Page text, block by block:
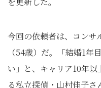
今回の依頼者は、コンサ
（54歳）だ。「結婚1年
い」と、キャリア10年
る私立探偵・山村佳子